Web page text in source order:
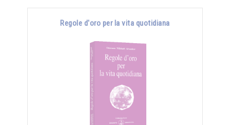
Regole d'oro per la vita quotidiana